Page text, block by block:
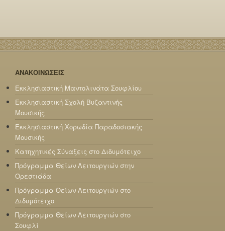
ΑΝΑΚΟΙΝΩΣΕΙΣ
Εκκλησιαστική Μαντολινάτα Σουφλίου
Εκκλησιαστική Σχολή Βυζαντινής
Μουσικής
Εκκλησιαστική Χορωδία Παραδοσιακής
Μουσικής
Κατηχητικές Σύναξεις στο Διδυμότειχο
Πρόγραμμα Θείων Λειτουργιών στην
Ορεστιάδα
Πρόγραμμα Θείων Λειτουργιών στο
Διδυμότειχο
Πρόγραμμα Θείων Λειτουργιών στο
Σουφλί